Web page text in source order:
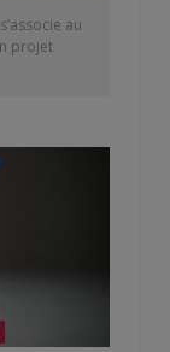
au
projet